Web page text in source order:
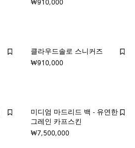
₩910,000
클라우드솔로 스니커즈
₩910,000
미디엄 마드리드 백 - 유연한
그레인 카프스킨
₩7,500,000